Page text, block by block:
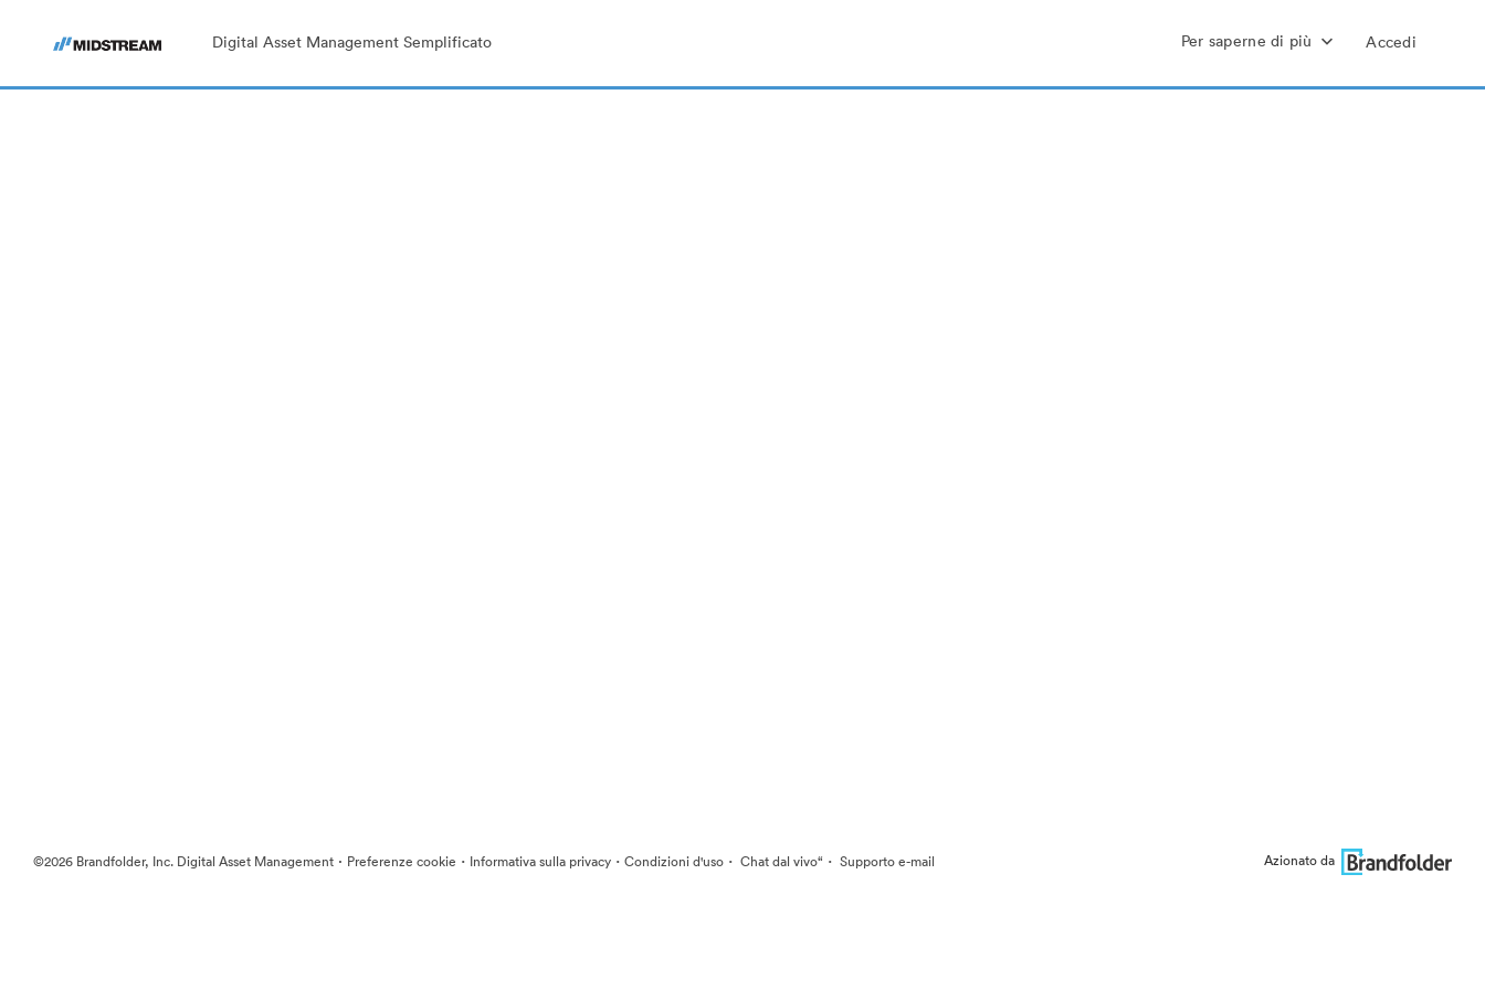
Digital Asset Management Semplificato Per saperne di più Accedi
©2026 Brandfolder, Inc. Digital Asset Management · Preferenze cookie · Informativa sulla privacy · Condizioni d'uso · Chat dal vivo“ · Supporto e-mail Azionato da